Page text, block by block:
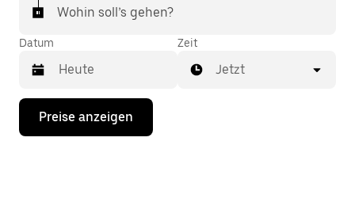
Wohin soll’s gehen?
Datum
Drücke
Nach-
Zeit
Jetzt
Preise anzeigen